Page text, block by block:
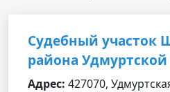
Судебный участок
района
Адрес: 427070,